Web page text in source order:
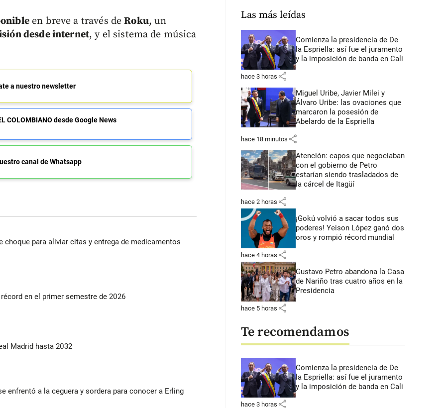
en breve a través deRoku, un
desde internet, y el sistema de música
a nuestro newsletter
COLOMBIANO desde Google News
canal de Whatsapp
choque para aliviar citas y entrega de medicamentos
en el primer semestre de 2026
Madrid hasta 2032
enfrentó a la ceguera y sordera para conocer a Erling
Las más leídas
Comienza la presidencia de De
la Espriella: así fue el juramento
y la imposición de banda en Cali
hace 3 horas share
Miguel Uribe, Javier Milei y
Álvaro Uribe: las ovaciones que
marcaron la posesión de
Abelardo de la Espriella
hace 18 minutos share
Atención: capos que negociaban
con el gobierno de Petro
estarían siendo trasladados de
la cárcel de Itagüí
hace 2 horas share
¡Gokú volvió a sacar todos sus
poderes! Yeison López ganó dos
oros y rompió récord mundial
hace 4 horas share
Gustavo Petro abandona la Casa
de Nariño tras cuatro años en la
Presidencia
hace 5 horas share
Te recomendamos
Comienza la presidencia de De
la Espriella: así fue el juramento
y la imposición de banda en Cali
hace 3 horas share